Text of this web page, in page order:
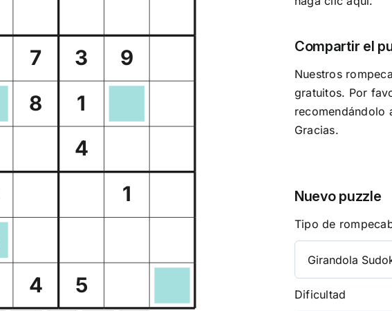
7 3 9
8 1
4
1
4 5
Compartir el
Nuestros
gratuitos. Por
recomendándolo
Gracias.
Nuevo puzzle
Tipo de
Dificultad